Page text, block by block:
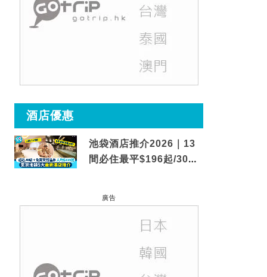
酒店優惠
池袋酒店推介2026｜13
間必住最平$196起/30秒
廣告